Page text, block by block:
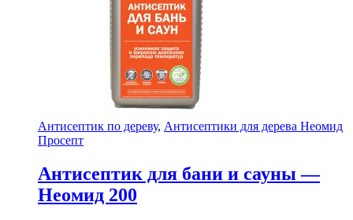
Антисептик по дереву, Антисептики для дерева Неомид
Просепт
Антисептик для бани и сауны —
Неомид 200